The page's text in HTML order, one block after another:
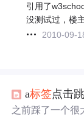
引用了
没测试过，楼
2010-09-
a标签点击
之前踩了一个很大的坑，